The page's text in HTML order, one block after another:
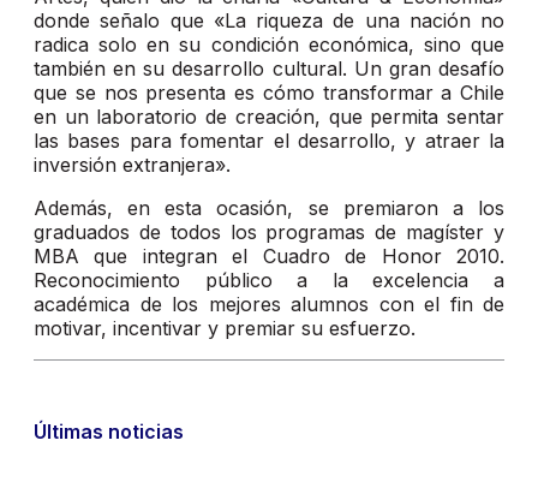
donde señalo que «La riqueza de una nación no
radica solo en su condición económica, sino que
también en su desarrollo cultural. Un gran desafío
que se nos presenta es cómo transformar a Chile
en un laboratorio de creación, que permita sentar
las bases para fomentar el desarrollo, y atraer la
inversión extranjera».
Además, en esta ocasión, se premiaron a los
graduados de todos los programas de magíster y
MBA que integran el Cuadro de Honor 2010.
Reconocimiento público a la excelencia a
académica de los mejores alumnos con el fin de
motivar, incentivar y premiar su esfuerzo.
Últimas noticias